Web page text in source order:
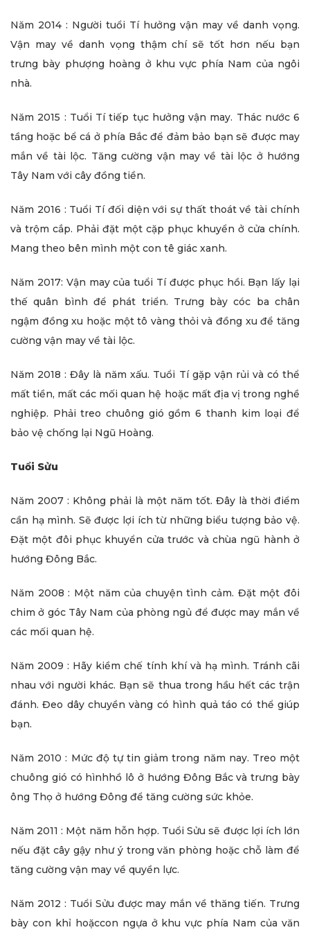
Năm 2014 : Người tuổi Tí hưởng vận may về danh vọng.
Vận may về danh vọng thậm chí sẽ tốt hơn nếu bạn
trưng bày phượng hoàng ở khu vực phía Nam của ngôi
nhà.
Năm 2015 : Tuổi Tí tiếp tục hưởng vận may. Thác nước 6
tầng hoặc bể cá ở phía Bắc để đảm bảo bạn sẽ được may
mắn về tài lộc. Tăng cường vận may về tài lộc ở hướng
Tây Nam với cây đồng tiền.
Năm 2016 : Tuổi Tí đối diện với sự thất thoát về tài chính
và trộm cắp. Phải đặt một cặp phục khuyển ở cửa chính.
Mang theo bên mình một con tê giác xanh.
Năm 2017: Vận may của tuổi Tí được phục hồi. Bạn lấy lại
thế quân bình để phát triển. Trưng bày cóc ba chân
ngậm đồng xu hoặc một tô vàng thỏi và đồng xu để tăng
cường vận may về tài lộc.
Năm 2018 : Đây là năm xấu. Tuổi Tí gặp vận rủi và có thể
mất tiền, mất các mối quan hệ hoặc mất địa vị trong nghề
nghiệp. Phải treo chuông gió gồm 6 thanh kim loại để
bảo vệ chống lại Ngũ Hoàng.
Tuổi Sửu
Năm 2007 : Không phải là một năm tốt. Đây là thời điểm
cần hạ mình. Sẽ được lợi ích từ những biểu tượng bảo vệ.
Đặt một đôi phục khuyển cửa trước và chùa ngũ hành ở
hướng Đông Bắc.
Năm 2008 : Một năm của chuyện tình cảm. Đặt một đôi
chim ở góc Tây Nam của phòng ngủ để được may mắn về
các mối quan hệ.
Năm 2009 : Hãy kiềm chế tính khí và hạ mình. Tránh cãi
nhau với người khác. Bạn sẽ thua trong hầu hết các trận
đánh. Đeo dây chuyền vàng có hình quả táo có thể giúp
bạn.
Năm 2010 : Mức độ tự tin giảm trong năm nay. Treo một
chuông gió có hìnhhồ lô ở hướng Đông Bắc và trưng bày
ông Thọ ở hướng Đông để tăng cường sức khỏe.
Năm 2011 : Một năm hỗn hợp. Tuổi Sửu sẽ được lợi ích lớn
nếu đặt cây gậy như ý trong văn phòng hoặc chỗ làm để
tăng cường vận may về quyền lực.
Năm 2012 : Tuổi Sửu được may mắn về thăng tiến. Trưng
bày con khỉ hoặccon ngựa ở khu vực phía Nam của văn